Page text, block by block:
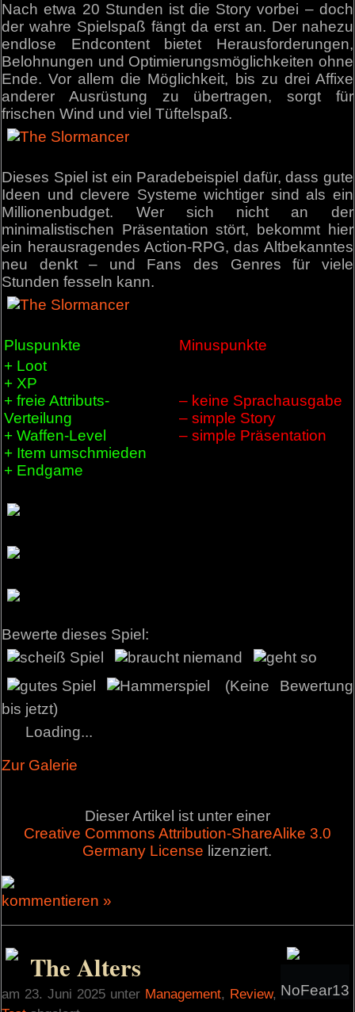
Nach etwa 20 Stunden ist die Story vorbei – doch
der wahre Spielspaß fängt da erst an. Der nahezu
endlose Endcontent bietet Herausforderungen,
Belohnungen und Optimierungsmöglichkeiten ohne
Ende. Vor allem die Möglichkeit, bis zu drei Affixe
anderer Ausrüstung zu übertragen, sorgt für
frischen Wind und viel Tüftelspaß.
Dieses Spiel ist ein Paradebeispiel dafür, dass gute
Ideen und clevere Systeme wichtiger sind als ein
Millionenbudget. Wer sich nicht an der
minimalistischen Präsentation stört, bekommt hier
ein herausragendes Action-RPG, das Altbekanntes
neu denkt – und Fans des Genres für viele
Stunden fesseln kann.
Pluspunkte
Minuspunkte
+ Loot
+ XP
+ freie Attributs-
Verteilung
+ Waffen-Level
+ Item umschmieden
+ Endgame
– keine Sprachausgabe
– simple Story
– simple Präsentation
Bewerte dieses Spiel:
(Keine Bewertung
bis jetzt)
Loading...
Zur Galerie
Dieser Artikel ist unter einer
Creative Commons Attribution-ShareAlike 3.0
Germany License lizenziert.
kommentieren »
NoFear13
The Alters
am 23. Juni 2025 unter Management, Review,